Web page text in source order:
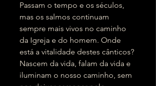
Passam o tempo e os séculos,
mas os salmos continuam
sempre mais vivos no caminho
da Igreja e do homem. Onde
está a vitalidade destes cânticos?
Nascem da vida, falam da vida e
iluminam o nosso caminho, sem